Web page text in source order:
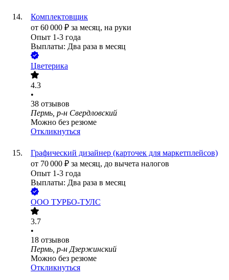
Комплектовщик
от 60 000 ₽ за месяц, на руки
Опыт 1-3 года
Выплаты: Два раза в месяц
Цветерика
4.3
•
38 отзывов
Пермь, р-н Свердловский
Можно без резюме
Откликнуться
Графический дизайнер (карточек для маркетплейсов)
от 70 000 ₽ за месяц, до вычета налогов
Опыт 1-3 года
Выплаты: Два раза в месяц
ООО ТУРБО-ТУЛС
3.7
•
18 отзывов
Пермь, р-н Дзержинский
Можно без резюме
Откликнуться